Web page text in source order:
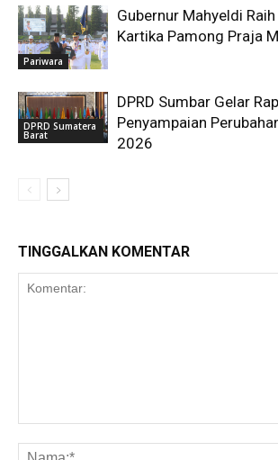
Pariwara
Gubernur Mahyeldi
Kartika Pamong Praja
DPRD Sumatera
Barat
DPRD Sumbar Gelar
Penyampaian
2026
TINGGALKAN KOMENTAR